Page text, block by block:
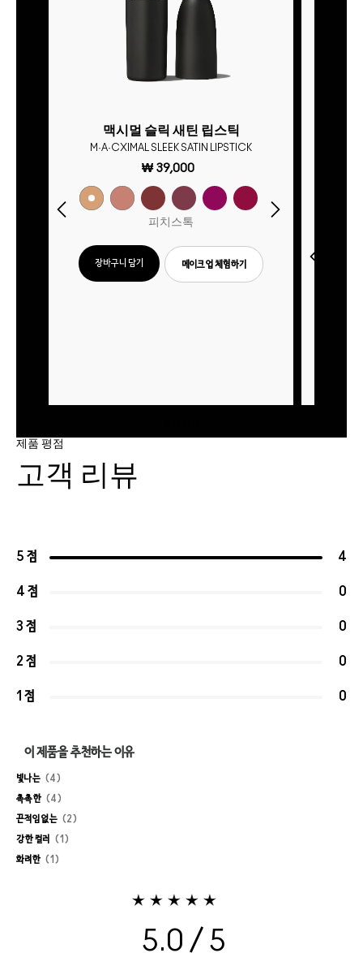
맥시멀 슬릭 새틴 립스틱
M·A·CXIMAL SLEEK SATIN LIPSTICK
₩ 39,000
피치스톡
장바구니 담기 메이크업 체험하기
제품 평점
고객 리뷰
5 점 4
4 점 0
3 점 0
2 점 0
1 점 0
이 제품을 추천하는 이유
빛나는 4
촉촉한 4
끈적임 없는 2
강한 컬러 1
화려한 1
5.0